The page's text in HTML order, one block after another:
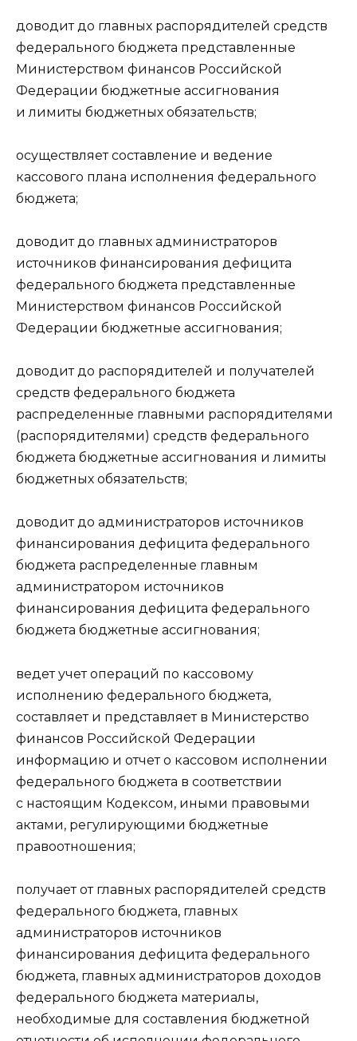
доводит до главных распорядителей средств
федерального бюджета представленные
Министерством финансов Российской
Федерации бюджетные ассигнования
и лимиты бюджетных обязательств;
осуществляет составление и ведение
кассового плана исполнения федерального
бюджета;
доводит до главных администраторов
источников финансирования дефицита
федерального бюджета представленные
Министерством финансов Российской
Федерации бюджетные ассигнования;
доводит до распорядителей и получателей
средств федерального бюджета
распределенные главными распорядителями
(распорядителями) средств федерального
бюджета бюджетные ассигнования и лимиты
бюджетных обязательств;
доводит до администраторов источников
финансирования дефицита федерального
бюджета распределенные главным
администратором источников
финансирования дефицита федерального
бюджета бюджетные ассигнования;
ведет учет операций по кассовому
исполнению федерального бюджета,
составляет и представляет в Министерство
финансов Российской Федерации
информацию и отчет о кассовом исполнении
федерального бюджета в соответствии
с настоящим Кодексом, иными правовыми
актами, регулирующими бюджетные
правоотношения;
получает от главных распорядителей средств
федерального бюджета, главных
администраторов источников
финансирования дефицита федерального
бюджета, главных администраторов доходов
федерального бюджета материалы,
необходимые для составления бюджетной